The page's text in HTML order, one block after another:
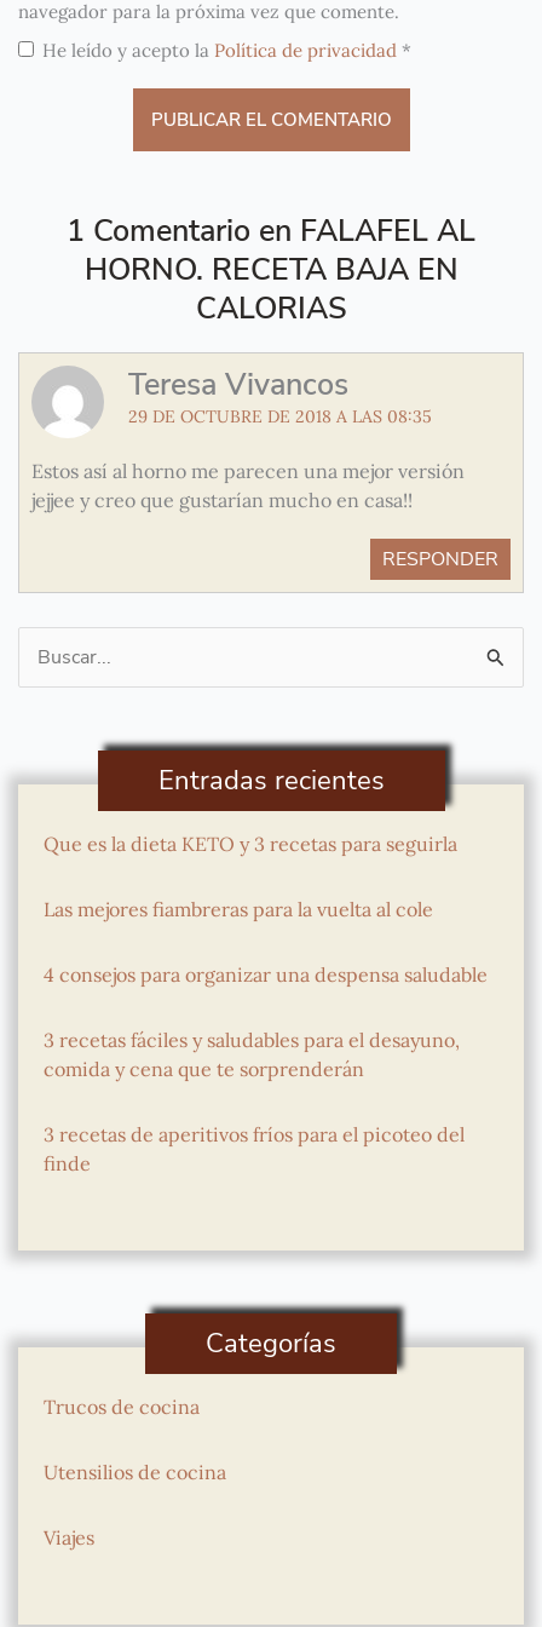
navegador para la próxima vez que comente.
He leído y acepto la Política de privacidad *
1 Comentario en FALAFEL AL
HORNO. RECETA BAJA EN
CALORIAS
Teresa Vivancos
29 DE OCTUBRE DE 2018 A LAS 08:35
Estos así al horno me parecen una mejor versión
jejjee y creo que gustarían mucho en casa!!
RESPONDER
Buscar
por:
Entradas recientes
Que es la dieta KETO y 3 recetas para seguirla
Las mejores fiambreras para la vuelta al cole
4 consejos para organizar una despensa saludable
3 recetas fáciles y saludables para el desayuno,
comida y cena que te sorprenderán
3 recetas de aperitivos fríos para el picoteo del
finde
Categorías
Trucos de cocina
Utensilios de cocina
Viajes